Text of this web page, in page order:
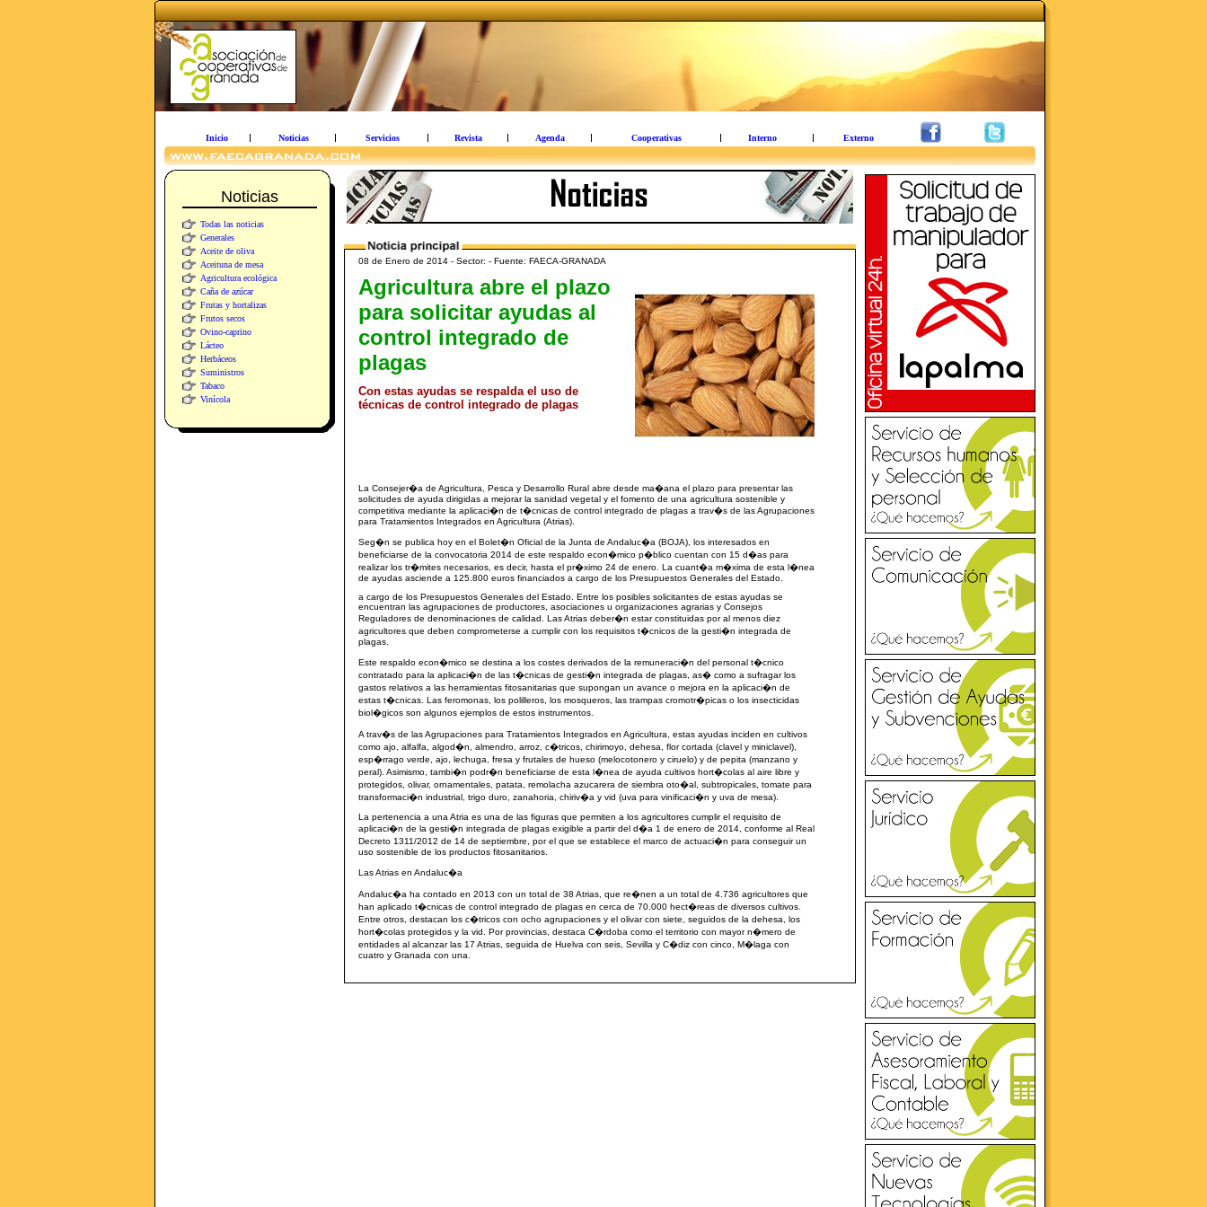
Inicio Noticias Servicios Revista Agenda Cooperativas Interno Externo
Noticias
Todas las noticias
Generales
Aceite de oliva
Aceituna de mesa
Agricultura ecológica
Caña de azúcar
Frutas y hortalizas
Frutos secos
Ovino-caprino
Lácteo
Herbáceos
Suministros
Tabaco
Vinícola
08 de Enero de 2014 - Sector: - Fuente: FAECA-GRANADA
Agricultura abre el plazo
para solicitar ayudas al
control integrado de
plagas
Con estas ayudas se respalda el uso de
técnicas de control integrado de plagas
La Consejer�a de Agricultura, Pesca y Desarrollo Rural abre desde ma�ana el plazo para presentar las
solicitudes de ayuda dirigidas a mejorar la sanidad vegetal y el fomento de una agricultura sostenible y
competitiva mediante la aplicaci�n de t�cnicas de control integrado de plagas a trav�s de las Agrupaciones
para Tratamientos Integrados en Agricultura (Atrias).
Seg�n se publica hoy en el Bolet�n Oficial de la Junta de Andaluc�a (BOJA), los interesados en
beneficiarse de la convocatoria 2014 de este respaldo econ�mico p�blico cuentan con 15 d�as para
realizar los tr�mites necesarios, es decir, hasta el pr�ximo 24 de enero. La cuant�a m�xima de esta l�nea
de ayudas asciende a 125.800 euros financiados a cargo de los Presupuestos Generales del Estado.
a cargo de los Presupuestos Generales del Estado. Entre los posibles solicitantes de estas ayudas se
encuentran las agrupaciones de productores, asociaciones u organizaciones agrarias y Consejos
Reguladores de denominaciones de calidad. Las Atrias deber�n estar constituidas por al menos diez
agricultores que deben comprometerse a cumplir con los requisitos t�cnicos de la gesti�n integrada de
plagas.
Este respaldo econ�mico se destina a los costes derivados de la remuneraci�n del personal t�cnico
contratado para la aplicaci�n de las t�cnicas de gesti�n integrada de plagas, as� como a sufragar los
gastos relativos a las herramientas fitosanitarias que supongan un avance o mejora en la aplicaci�n de
estas t�cnicas. Las feromonas, los polilleros, los mosqueros, las trampas cromotr�picas o los insecticidas
biol�gicos son algunos ejemplos de estos instrumentos.
A trav�s de las Agrupaciones para Tratamientos Integrados en Agricultura, estas ayudas inciden en cultivos
como ajo, alfalfa, algod�n, almendro, arroz, c�tricos, chirimoyo, dehesa, flor cortada (clavel y miniclavel),
esp�rrago verde, ajo, lechuga, fresa y frutales de hueso (melocotonero y ciruelo) y de pepita (manzano y
peral). Asimismo, tambi�n podr�n beneficiarse de esta l�nea de ayuda cultivos hort�colas al aire libre y
protegidos, olivar, ornamentales, patata, remolacha azucarera de siembra oto�al, subtropicales, tomate para
transformaci�n industrial, trigo duro, zanahoria, chiriv�a y vid (uva para vinificaci�n y uva de mesa).
La pertenencia a una Atria es una de las figuras que permiten a los agricultores cumplir el requisito de
aplicaci�n de la gesti�n integrada de plagas exigible a partir del d�a 1 de enero de 2014, conforme al Real
Decreto 1311/2012 de 14 de septiembre, por el que se establece el marco de actuaci�n para conseguir un
uso sostenible de los productos fitosanitarios.
Las Atrias en Andaluc�a
Andaluc�a ha contado en 2013 con un total de 38 Atrias, que re�nen a un total de 4.736 agricultores que
han aplicado t�cnicas de control integrado de plagas en cerca de 70.000 hect�reas de diversos cultivos.
Entre otros, destacan los c�tricos con ocho agrupaciones y el olivar con siete, seguidos de la dehesa, los
hort�colas protegidos y la vid. Por provincias, destaca C�rdoba como el territorio con mayor n�mero de
entidades al alcanzar las 17 Atrias, seguida de Huelva con seis, Sevilla y C�diz con cinco, M�laga con
cuatro y Granada con una.